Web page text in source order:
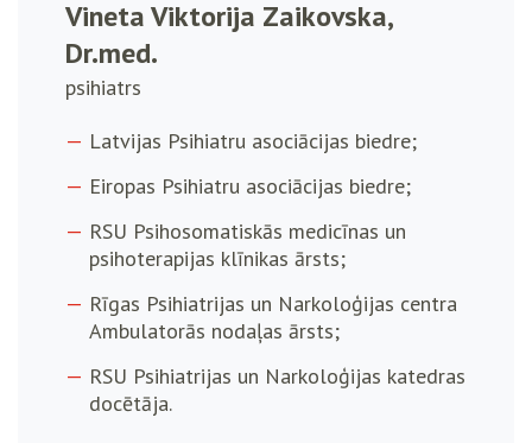
Vineta Viktorija Zaikovska,
Dr.med.
psihiatrs
Latvijas Psihiatru asociācijas biedre;
Eiropas Psihiatru asociācijas biedre;
RSU Psihosomatiskās medicīnas un
psihoterapijas klīnikas ārsts;
Rīgas Psihiatrijas un Narkoloģijas centra
Ambulatorās nodaļas ārsts;
RSU Psihiatrijas un Narkoloģijas katedras
docētāja.